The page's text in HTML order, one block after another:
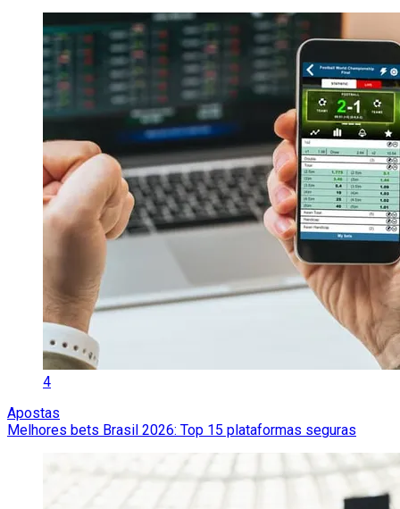
4
Apostas
Melhores bets Brasil 2026: Top 15 plataformas seguras